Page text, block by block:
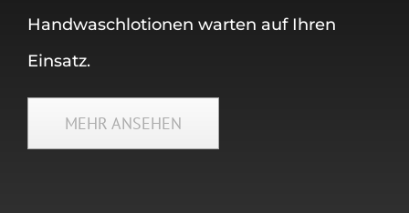
Handwaschlotionen warten auf Ihren
Einsatz.
MEHR ANSEHEN